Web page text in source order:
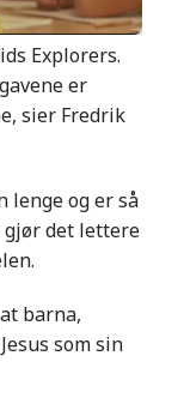
Explorers.
er
sier Fredrik
lenge og er så
gjør det lettere
barna,
som sin